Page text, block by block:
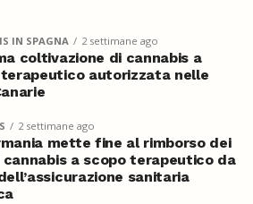
IN SPAGNA 2 settimane ago
coltivazione di cannabis a
autorizzata nelle
2 settimane ago
mette fine al rimborso dei
a scopo terapeutico da
sanitaria